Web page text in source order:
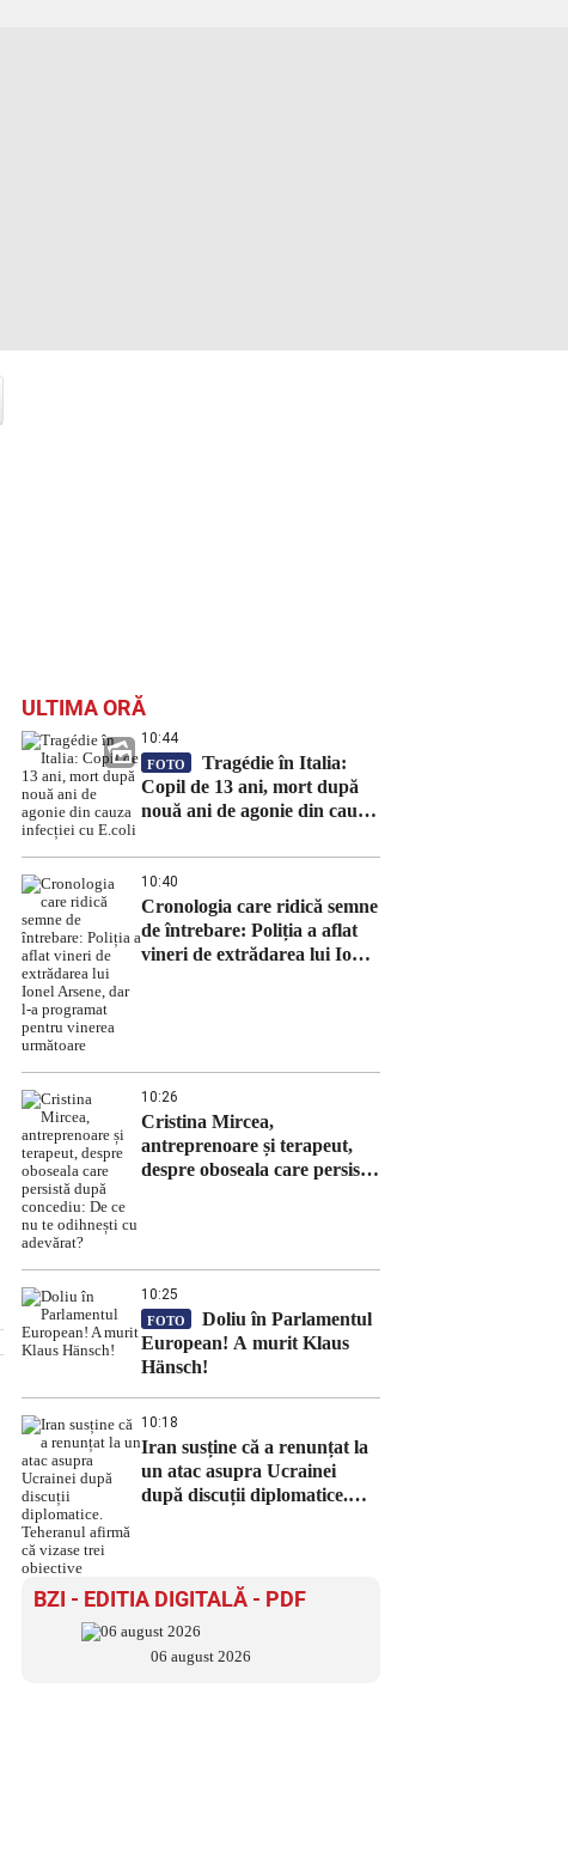
ULTIMA ORĂ
10:44
FOTO
Tragédie în Italia:
Copil de 13 ani, mort după
nouă ani de agonie din cauza
10:40
Cronologia care ridică semne
de întrebare: Poliția a aflat
vineri de extrădarea lui Ionel
10:26
Cristina Mircea,
antreprenoare și terapeut,
despre oboseala care persistă
10:25
FOTO
Doliu în Parlamentul
European! A murit Klaus
Hänsch!
10:18
Iran susține că a renunțat la
un atac asupra Ucrainei
după discuții diplomatice.
BZI - EDITIA DIGITALĂ - PDF
06 august 2026